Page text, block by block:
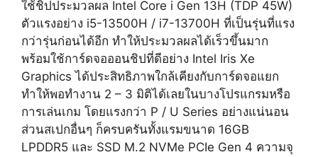
ใช้ชิปประมวลผล Intel Core i Gen 13H (TDP 45W)
ตัวแรงอย่าง i5-13500H / i7-13700H ที่เป็นรุ่นที่แรง
กว่ารุ่นก่อนได้อีก ทำให้ประมวลผลได้เร็วขึ้นมาก
พร้อมใช้การ์ดจอออนชิปที่ดีอย่าง Intel Iris Xe
Graphics ได้ประสิทธิภาพใกล้เคียงกับการ์ดจอแยก
ทำให้พอทำงาน 2 – 3 มิติได้เลยในบางโปรแกรมหรือ
การเล่นเกม โดยแรงกว่า P / U Series อย่างแน่นอน
ส่วนสเปกอื่นๆ ก็ครบครันทั้งแรมขนาด 16GB
LPDDR5 และ SSD M.2 NVMe PCIe Gen 4 ความจุ